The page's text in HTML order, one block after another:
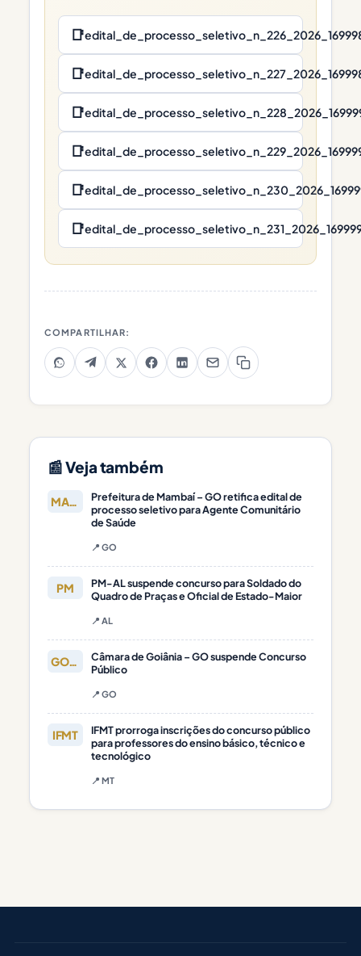
📑
📑
📑
📑
📑
📑
COMPARTILHAR:
📰 Veja também
MAMBAÍ
Prefeitura de Mambaí – GO retifica edital de
processo seletivo para Agente Comunitário
de Saúde
📍 GO
PM
PM-AL suspende concurso para Soldado do
Quadro de Praças e Oficial de Estado-Maior
📍 AL
GOIÂNIA
Câmara de Goiânia – GO suspende Concurso
Público
📍 GO
IFMT
IFMT prorroga inscrições do concurso público
para professores do ensino básico, técnico e
tecnológico
📍 MT